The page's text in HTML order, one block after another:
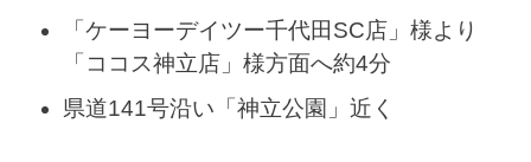
「ケーヨーデイツー千代田SC店」様より
「ココス神立店」様方面へ約4分
県道141号沿い「神立公園」近く